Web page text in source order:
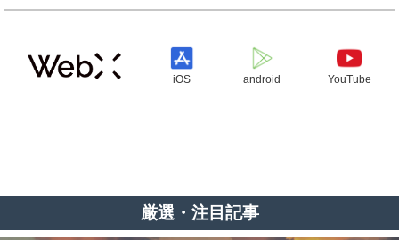
iOS android YouTube
厳選・注目記事